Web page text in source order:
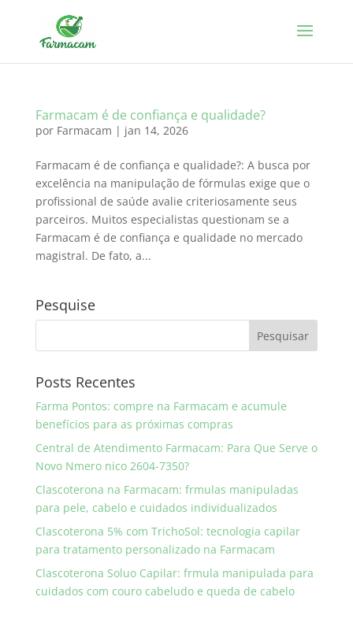
Farmacam é de confiança e qualidade?
por Farmacam | jan 14, 2026
Farmacam é de confiança e qualidade?: A busca por
excelência na manipulação de fórmulas exige que o
profissional de saúde avalie criteriosamente seus
parceiros. Muitos especialistas questionam se a
Farmacam é de confiança e qualidade no mercado
magistral. De fato, a...
Pesquise
Posts Recentes
Farma Pontos: compre na Farmacam e acumule
benefícios para as próximas compras
Central de Atendimento Farmacam: Para Que Serve o
Novo Nmero nico 2604-7350?
Clascoterona na Farmacam: frmulas manipuladas
para pele, cabelo e cuidados individualizados
Clascoterona 5% com TrichoSol: tecnologia capilar
para tratamento personalizado na Farmacam
Clascoterona Soluo Capilar: frmula manipulada para
cuidados com couro cabeludo e queda de cabelo